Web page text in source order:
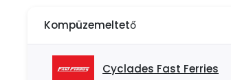
Kompüzemeltető
Cyclades Fast Ferries